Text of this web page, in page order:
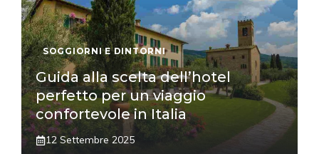
SOGGIORNI E DINTORNI
Guida alla scelta dell’hotel
perfetto per un viaggio
confortevole in Italia
12 Settembre 2025